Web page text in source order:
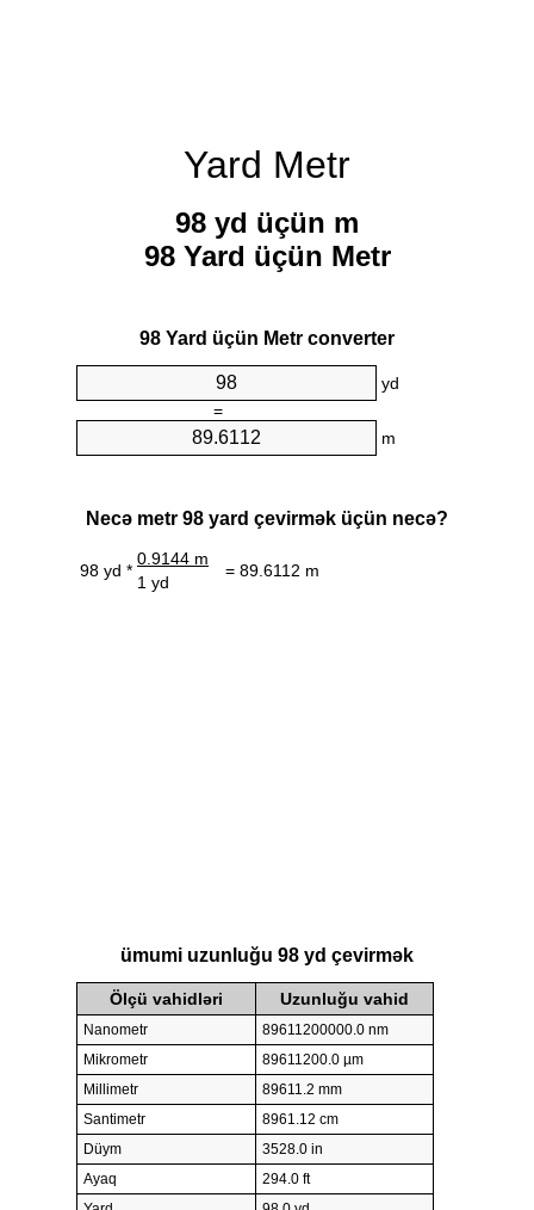
Yard Metr
98 yd üçün m
98 Yard üçün Metr
98 Yard üçün Metr converter
yd
=
m
Necə metr 98 yard çevirmək üçün necə?
98 yd *
0.9144 m
= 89.6112 m
1 yd
ümumi uzunluğu 98 yd çevirmək
Ölçü vahidləri Uzunluğu vahid
Nanometr
89611200000.0 nm
Mikrometr
89611200.0 µm
Millimetr
89611.2 mm
Santimetr
8961.12 cm
Düym
3528.0 in
Ayaq
294.0 ft